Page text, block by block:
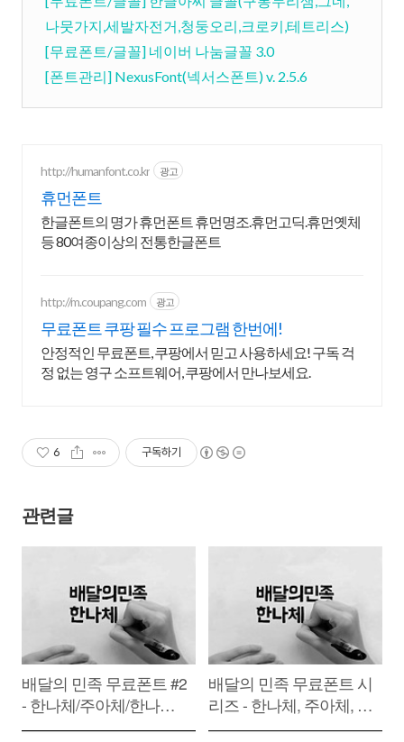
나뭇가지,세발자전거,청둥오리,크로키,테트리스)
[무료폰트/글꼴] 네이버 나눔글꼴 3.0
[폰트관리] NexusFont(넥서스폰트) v. 2.5.6
http://humanfont.co.kr 광고
휴먼폰트
한글폰트의 명가 휴먼폰트 휴먼명조.휴먼고딕.휴먼옛체
등 80여종이상의 전통한글폰트
http://m.coupang.com 광고
무료폰트 쿠팡 필수 프로그램 한번에!
안정적인 무료폰트, 쿠팡에서 믿고 사용하세요! 구독 걱
정 없는 영구 소프트웨어, 쿠팡에서 만나보세요.
6 구독하기
관련글
배달의 민족 무료폰트 #2
- 한나체/주아체/한나는
열한살체/도현체/연성체
배달의 민족 무료폰트 시
리즈 - 한나체, 주아체, 한
나는열한살체, 도현체,